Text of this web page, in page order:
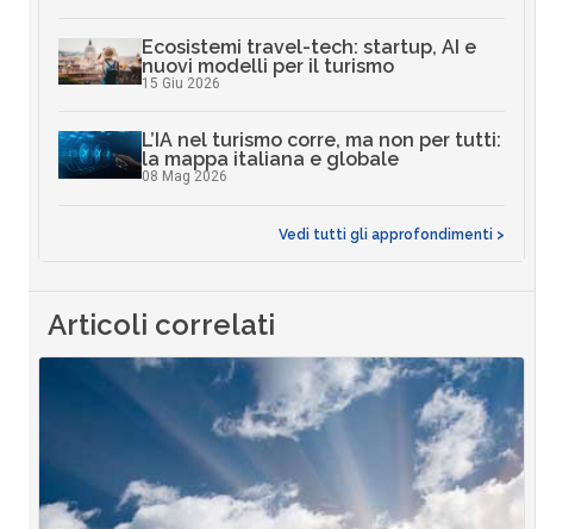
Ecosistemi travel-tech: startup, AI e
nuovi modelli per il turismo
15 Giu 2026
L’IA nel turismo corre, ma non per tutti:
la mappa italiana e globale
08 Mag 2026
Vedi tutti gli approfondimenti >
Articoli correlati